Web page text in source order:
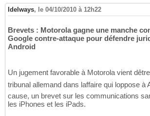
Idelways, le 04/10/2010 à 12h22
Brevets : Motorola gagne une manche
Google contre-attaque pour défendre
Android
Un jugement favorable à Motorola vient
tribunal allemand dans laffaire qui loppose
cause, un brevet sur les communications
les iPhones et les iPads.